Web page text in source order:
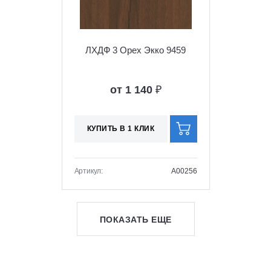
ЛХДФ 3 Орех Экко 9459
от 1 140 ₽
КУПИТЬ В 1 КЛИК
Артикул: A00256
ПОКАЗАТЬ ЕЩЕ